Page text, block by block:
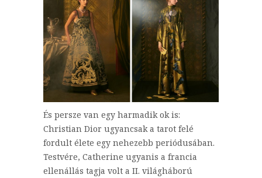
És persze van egy harmadik ok is:
Christian Dior ugyancsak a tarot felé
fordult élete egy nehezebb periódusában.
Testvére, Catherine ugyanis a francia
ellenállás tagja volt a II. világháború